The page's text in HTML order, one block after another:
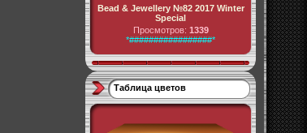
Bead & Jewellery №82 2017 Winter
Special
Просмотров: 1339
*#################*
Таблица цветов